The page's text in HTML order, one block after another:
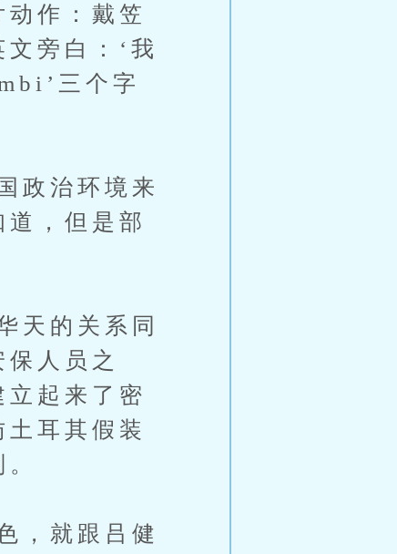
作：戴笠
旁白：‘我
三个字
政治环境来
，但是部
天的关系同
人员之
起来了密
耳其假装
，就跟吕健